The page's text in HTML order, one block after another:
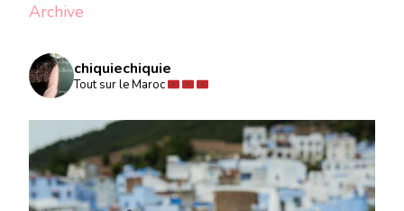
Archive
chiquiechiquie
Tout sur le Maroc